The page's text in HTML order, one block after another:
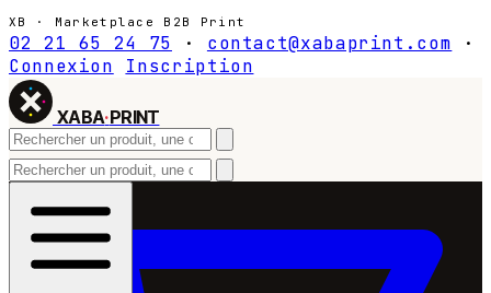
XB · Marketplace B2B Print
02 21 65 24 75 · contact@xabaprint.com
·
Connexion
Inscription
XABA·PRINT